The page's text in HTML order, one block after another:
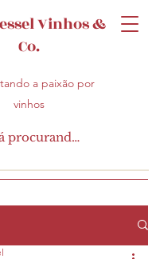
Vinhos &
Co.
a paixão por
vinhos